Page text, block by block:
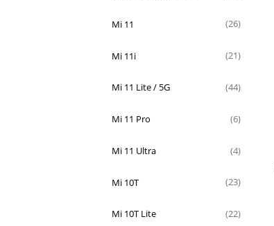
Mi 11 (26)
Mi 11i (21)
Mi 11 Lite / 5G (44)
Mi 11 Pro (6)
Mi 11 Ultra (4)
Mi 10T (23)
Mi 10T Lite (22)